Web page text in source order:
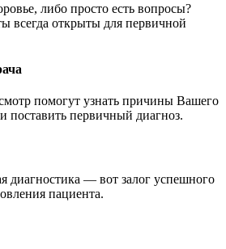
либо просто есть вопросы?
всегда открыты для первичной
помогут узнать причины Вашего
поставить первичный диагноз.
диагностика — вот залог успешного
пациента.